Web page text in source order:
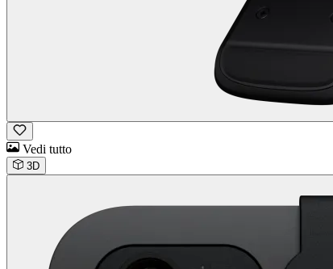
Vedi tutto
3D